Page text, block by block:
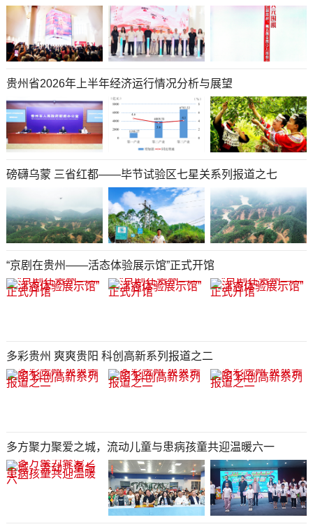
贵州省2026年上半年经济运行情况分析与展望
磅礴乌蒙 三省红都——毕节试验区七星关系列报道之七
“京剧在贵州——活态体验展示馆”正式开馆
多彩贵州 爽爽贵阳 科创高新系列报道之二
多方聚力聚爱之城，流动儿童与患病孩童共迎温暖六一